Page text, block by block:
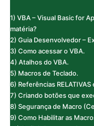
1) VBA – Visual Basic for
matéria?
2) Guia Desenvolvedor –
3) Como acessar o VBA.
4) Atalhos do VBA.
5) Macros de Teclado.
6) Referências RELATIVAS
7) Criando botões que
8) Segurança de Macro
9) Como Habilitar as